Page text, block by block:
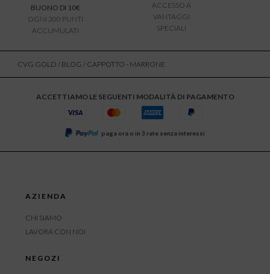
BUONO DI 10€
OGNI 300 PUNTI
ACCUMULATI
ACCESSO A
VANTAGGI
SPECIALI
CVG GOLD / BLOG / CAPPOTTO - MARRONE
ACCETTIAMO LE SEGUENTI MODALITÀ DI PAGAMENTO
paga ora o in 3 rate senza interessi
AZIENDA
CHI SIAMO
LAVORA CON NOI
NEGOZI